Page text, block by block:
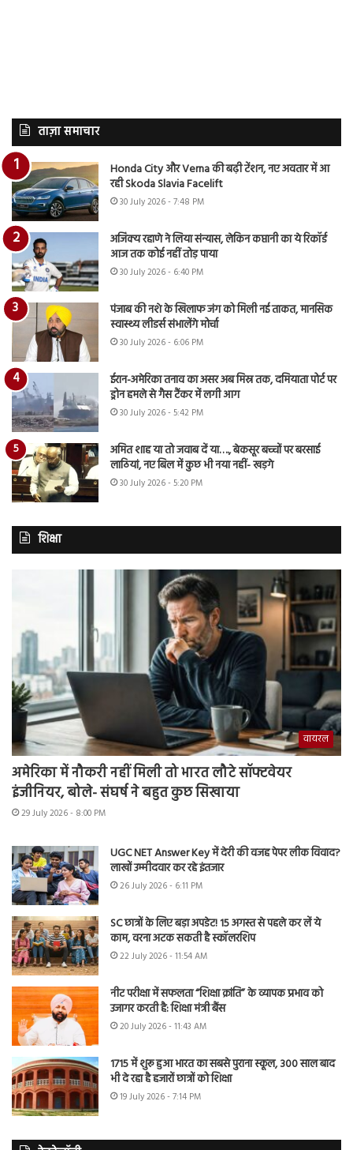
ताज़ा समाचार
Honda City और Verna की बढ़ी टेंशन, नए अवतार में आ
रही Skoda Slavia Facelift
30 July 2026 - 7:48 PM
अजिंक्य रहाणे ने लिया संन्यास, लेकिन कप्तानी का ये रिकॉर्ड
आज तक कोई नहीं तोड़ पाया
30 July 2026 - 6:40 PM
पंजाब की नशे के खिलाफ जंग को मिली नई ताकत, मानसिक
स्वास्थ्य लीडर्स संभालेंगे मोर्चा
30 July 2026 - 6:06 PM
ईरान-अमेरिका तनाव का असर अब मिस्र तक, दमियाता पोर्ट पर
ड्रोन हमले से गैस टैंकर में लगी आग
30 July 2026 - 5:42 PM
अमित शाह या तो जवाब दें या…., बेकसूर बच्चों पर बरसाई
लाठियां, नए बिल में कुछ भी नया नहीं- खड़गे
30 July 2026 - 5:20 PM
शिक्षा
वायरल
अमेरिका में नौकरी नहीं मिली तो भारत लौटे सॉफ्टवेयर
इंजीनियर, बोले- संघर्ष ने बहुत कुछ सिखाया
29 July 2026 - 8:00 PM
UGC NET Answer Key में देरी की वजह पेपर लीक विवाद?
लाखों उम्मीदवार कर रहे इंतजार
26 July 2026 - 6:11 PM
SC छात्रों के लिए बड़ा अपडेट! 15 अगस्त से पहले कर लें ये
काम, वरना अटक सकती है स्कॉलरशिप
22 July 2026 - 11:54 AM
नीट परीक्षा में सफलता “शिक्षा क्रांति” के व्यापक प्रभाव को
उजागर करती है: शिक्षा मंत्री बैंस
20 July 2026 - 11:43 AM
1715 में शुरू हुआ भारत का सबसे पुराना स्कूल, 300 साल बाद
भी दे रहा है हजारों छात्रों को शिक्षा
19 July 2026 - 7:14 PM